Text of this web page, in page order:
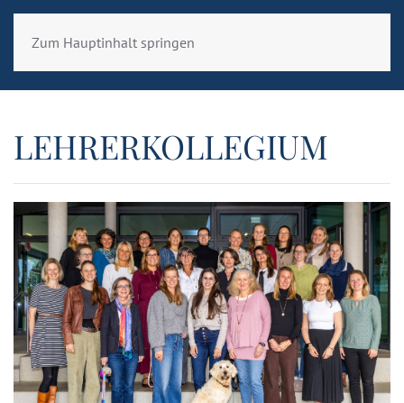
Zum Hauptinhalt springen
LEHRERKOLLEGIUM